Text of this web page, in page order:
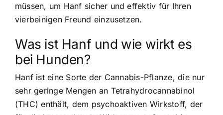
müssen, um Hanf sicher und effektiv für Ihren
vierbeinigen Freund einzusetzen.
Was ist Hanf und wie wirkt es
bei Hunden?
Hanf ist eine Sorte der Cannabis-Pflanze, die nur
sehr geringe Mengen an Tetrahydrocannabinol
(THC) enthält, dem psychoaktiven Wirkstoff, der